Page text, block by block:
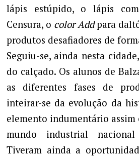
lápis estúpido, o lápis
Censura, o color Addpara
produtos desafiadores de
Seguiu-se, ainda nesta
do calçado. Os alunos de
as diferentes fases de
inteirar-se da evolução da
elemento indumentário assim
mundo industrial
Tiveram ainda a